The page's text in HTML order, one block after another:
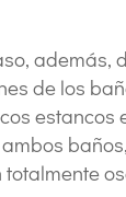
además,
de los
estancos